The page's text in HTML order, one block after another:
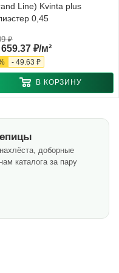
Line) Kvinta plus
0,45
659.37 ₽/м²
₽
- 49.63 ₽
В КОРЗИНУ
доборные
каталога за пару